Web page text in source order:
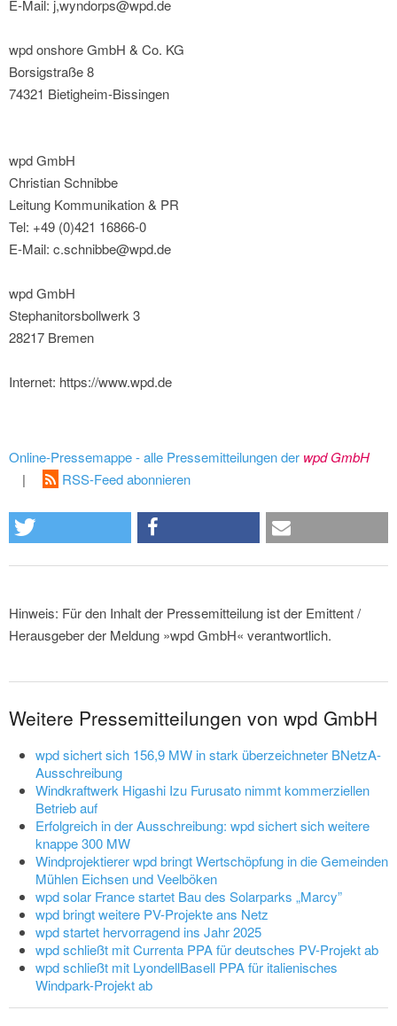
E-Mail: j,wyndorps@wpd.de
wpd onshore GmbH & Co. KG
Borsigstraße 8
74321 Bietigheim-Bissingen
wpd GmbH
Christian Schnibbe
Leitung Kommunikation & PR
Tel: +49 (0)421 16866-0
E-Mail: c.schnibbe@wpd.de
wpd GmbH
Stephanitorsbollwerk 3
28217 Bremen
Internet: https://www.wpd.de
Online-Pressemappe - alle Pressemitteilungen der wpd GmbH
|
RSS-Feed abonnieren
Hinweis: Für den Inhalt der Pressemitteilung ist der Emittent /
Herausgeber der Meldung »wpd GmbH« verantwortlich.
Weitere Pressemitteilungen von wpd GmbH
wpd sichert sich 156,9 MW in stark überzeichneter BNetzA-
Ausschreibung
Windkraftwerk Higashi Izu Furusato nimmt kommerziellen
Betrieb auf
Erfolgreich in der Ausschreibung: wpd sichert sich weitere
knappe 300 MW
Windprojektierer wpd bringt Wertschöpfung in die Gemeinden
Mühlen Eichsen und Veelböken
wpd solar France startet Bau des Solarparks „Marcy”
wpd bringt weitere PV-Projekte ans Netz
wpd startet hervorragend ins Jahr 2025
wpd schließt mit Currenta PPA für deutsches PV-Projekt ab
wpd schließt mit LyondellBasell PPA für italienisches
Windpark-Projekt ab